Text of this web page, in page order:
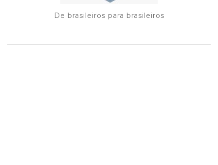
De brasileiros para brasileiros